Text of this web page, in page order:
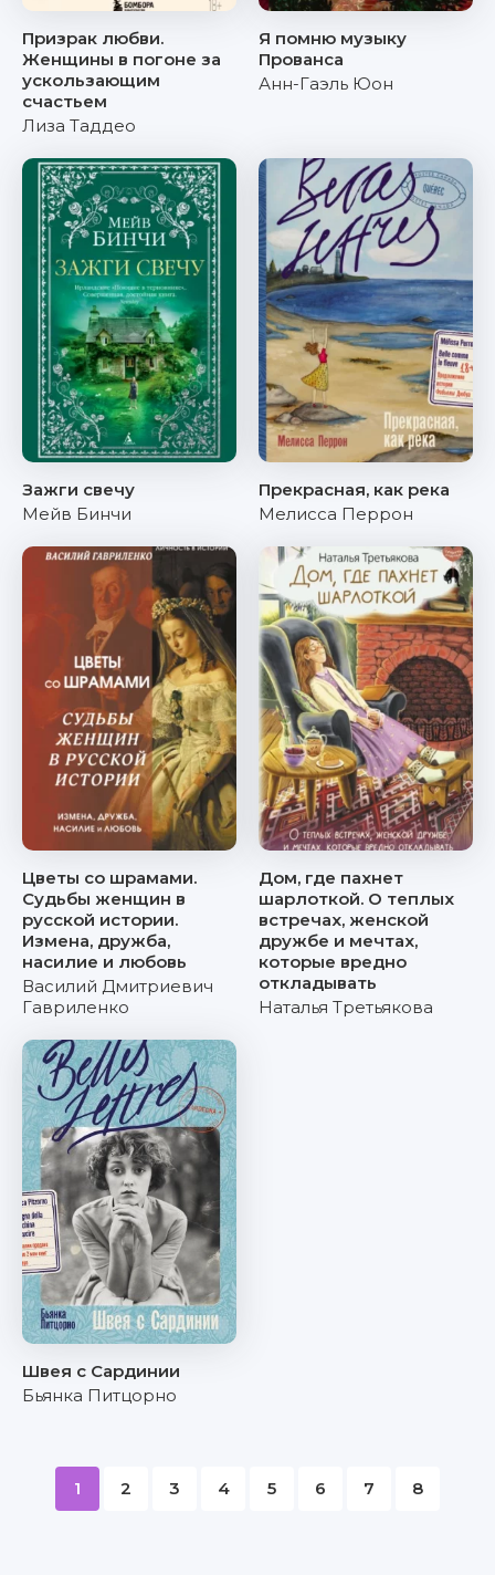
Призрак любви.
Женщины в погоне за
ускользающим
счастьем
Лиза Таддео
Я помню музыку
Прованса
Анн-Гаэль Юон
Зажги свечу
Мейв Бинчи
Прекрасная, как река
Мелисса Перрон
Цветы со шрамами.
Судьбы женщин в
русской истории.
Измена, дружба,
насилие и любовь
Василий Дмитриевич
Гавриленко
Дом, где пахнет
шарлоткой. О теплых
встречах, женской
дружбе и мечтах,
которые вредно
откладывать
Наталья Третьякова
Швея с Сардинии
Бьянка Питцорно
1 2 3 4 5 6 7 8